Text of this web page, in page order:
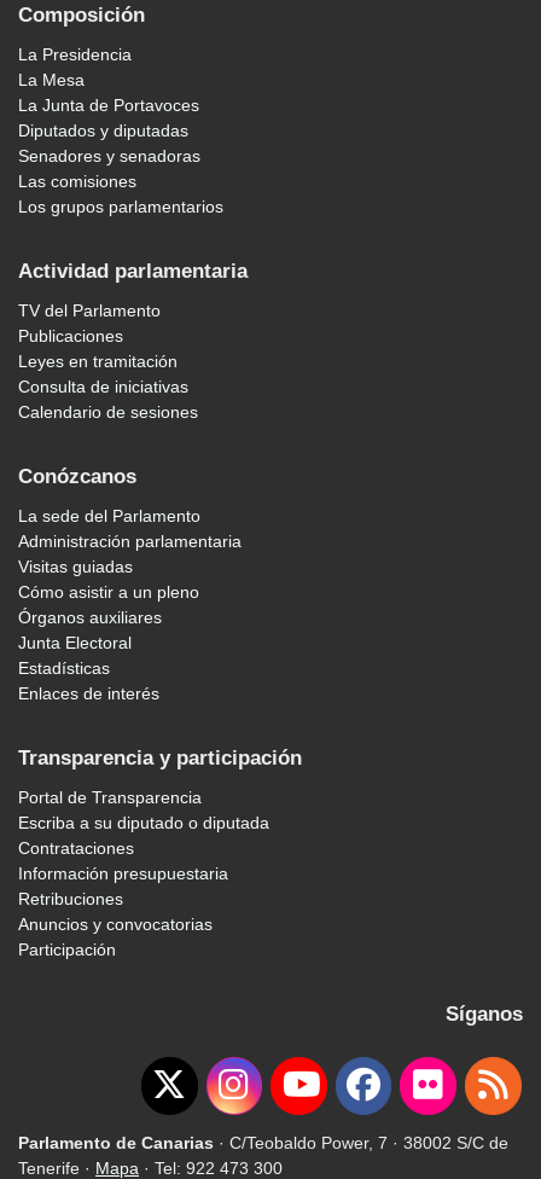
Composición
La Presidencia
La Mesa
La Junta de Portavoces
Diputados y diputadas
Senadores y senadoras
Las comisiones
Los grupos parlamentarios
Actividad parlamentaria
TV del Parlamento
Publicaciones
Leyes en tramitación
Consulta de iniciativas
Calendario de sesiones
Conózcanos
La sede del Parlamento
Administración parlamentaria
Visitas guiadas
Cómo asistir a un pleno
Órganos auxiliares
Junta Electoral
Estadísticas
Enlaces de interés
Transparencia y participación
Portal de Transparencia
Escriba a su diputado o diputada
Contrataciones
Información presupuestaria
Retribuciones
Anuncios y convocatorias
Participación
Síganos
Parlamento de Canarias · C/Teobaldo Power, 7 · 38002 S/C de
Tenerife · Mapa · Tel: 922 473 300